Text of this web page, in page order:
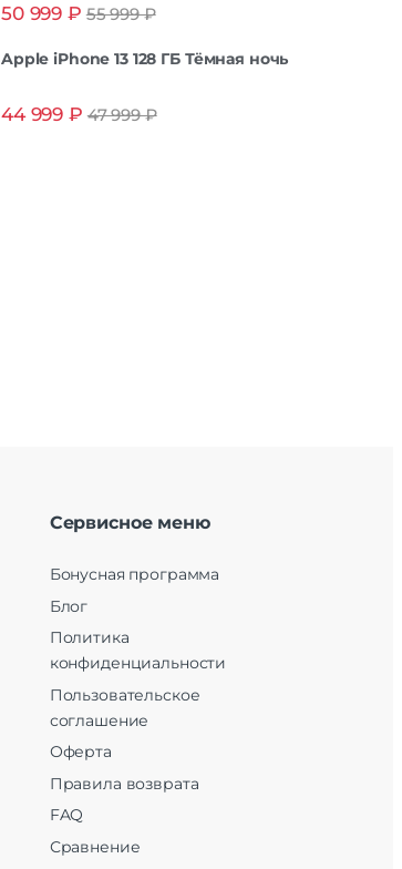
из 5
50 999 ₽ 55 999₽
Apple iPhone 13 128 ГБ Тёмная ночь
44 999 ₽ 47 999₽
Сервисное меню
Бонусная программа
Блог
Политика
конфиденциальности
Пользовательское
соглашение
Оферта
Правила возврата
FAQ
Сравнение